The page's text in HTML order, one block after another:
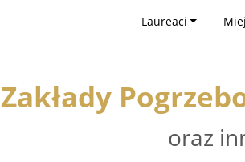
Laureaci
Zakłady
oraz